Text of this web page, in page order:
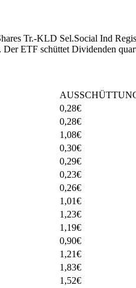
Tr.-KLD Sel.Social Ind
Der ETF schüttet Dividenden
0,28€
0,28€
1,08€
0,30€
0,29€
0,23€
0,26€
1,01€
1,23€
1,19€
0,90€
1,21€
1,83€
1,52€